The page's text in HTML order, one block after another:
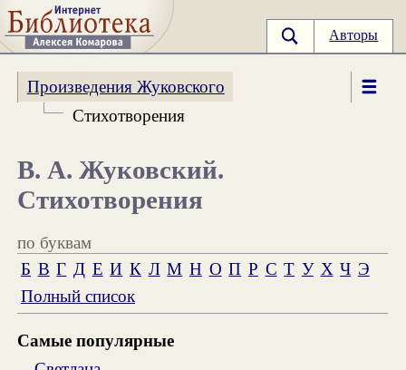
Авторы
Произведения Жуковского
Стихотворения
В. А. Жуковский.
Стихотворения
по буквам
Б В Г Д Е И К Л М Н О П Р С Т У Х Ч Э
Полный список
Самые популярные